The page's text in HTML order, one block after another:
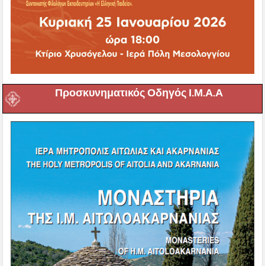
Προσκυνηματικός Οδηγός Ι.Μ.Α.Α